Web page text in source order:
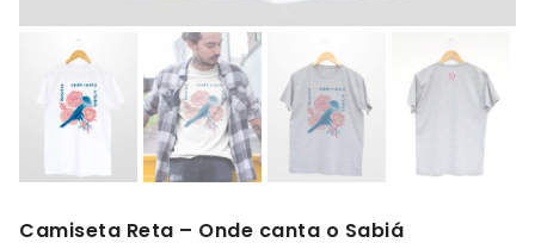
Camiseta Reta – Onde canta o Sabiá